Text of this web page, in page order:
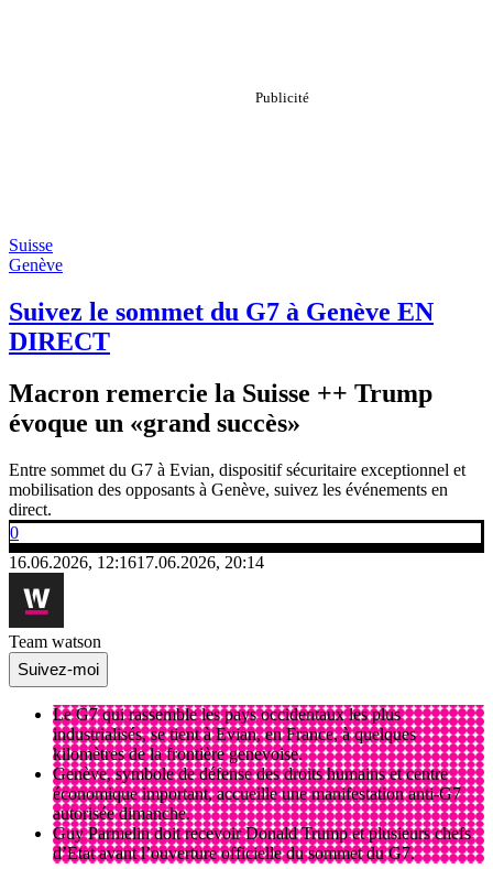
Suisse
Genève
Suivez le sommet du G7 à Genève EN
DIRECT
Macron remercie la Suisse ++ Trump
évoque un «grand succès»
Entre sommet du G7 à Evian, dispositif sécuritaire exceptionnel et
mobilisation des opposants à Genève, suivez les événements en
direct.
0
16.06.2026, 12:1617.06.2026, 20:14
Team watson
Suivez-moi
Le G7 qui rassemble les pays occidentaux les plus
industrialisés, se tient à Evian, en France, à quelques
kilomètres de la frontière genevoise.
Genève, symbole de défense des droits humains et centre
économique important, accueille une manifestation anti-G7
autorisée dimanche.
Guy Parmelin doit recevoir Donald Trump et plusieurs chefs
d’Etat avant l’ouverture officielle du sommet du G7.